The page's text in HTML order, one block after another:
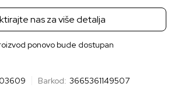
nas za više detalja
ponovo bude dostupan
Barkod: 3665361149507